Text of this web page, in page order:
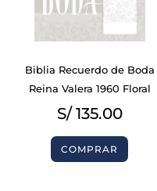
Biblia Recuerdo de Boda
Reina Valera 1960 Floral
S/135.00
COMPRAR